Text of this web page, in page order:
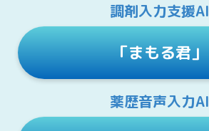
調剤入力支援AI
「まもる君」
薬歴音声入力AI